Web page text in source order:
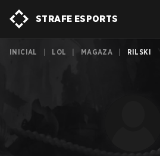
STRAFE ESPORTS
INICIAL LOL MAGAZA RILSKI